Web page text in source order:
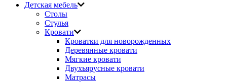
Детская мебель
Столы
Стулья
Кровати
Кроватки для новорожденных
Деревянные кровати
Мягкие кровати
Двухъярусные кровати
Матрасы